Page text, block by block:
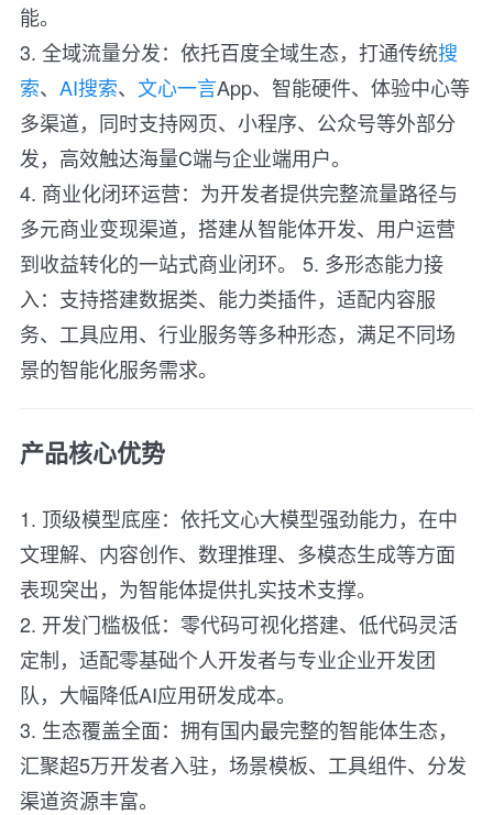
能。
3. 全域流量分发：依托百度全域生态，打通传统搜
索、 AI搜索、 文心一言App、智能硬件、体验中心等
多渠道，同时支持网页、小程序、公众号等外部分
发，高效触达海量C端与企业端用户。
4. 商业化闭环运营：为开发者提供完整流量路径与
多元商业变现渠道，搭建从智能体开发、用户运营
到收益转化的一站式商业闭环。 5. 多形态能力接
入：支持搭建数据类、能力类插件，适配内容服
务、工具应用、行业服务等多种形态，满足不同场
景的智能化服务需求。
产品核心优势
1. 顶级模型底座：依托文心大模型强劲能力，在中
文理解、内容创作、数理推理、多模态生成等方面
表现突出，为智能体提供扎实技术支撑。
2. 开发门槛极低：零代码可视化搭建、低代码灵活
定制，适配零基础个人开发者与专业企业开发团
队，大幅降低AI应用研发成本。
3. 生态覆盖全面：拥有国内最完整的智能体生态，
汇聚超5万开发者入驻，场景模板、工具组件、分发
渠道资源丰富。